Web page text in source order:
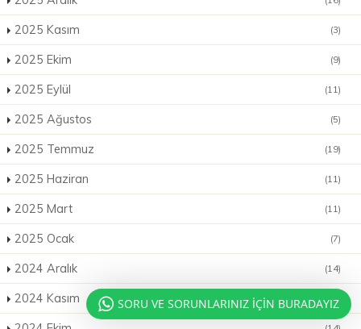
2025 Kasım (3)
2025 Ekim (9)
2025 Eylül (11)
2025 Ağustos (5)
2025 Temmuz (19)
2025 Haziran (11)
2025 Mart (11)
2025 Ocak (7)
2024 Aralık (14)
2024 Kasım (11)
SORU VE SORUNLARINIZ İÇİN BURADAYIZ